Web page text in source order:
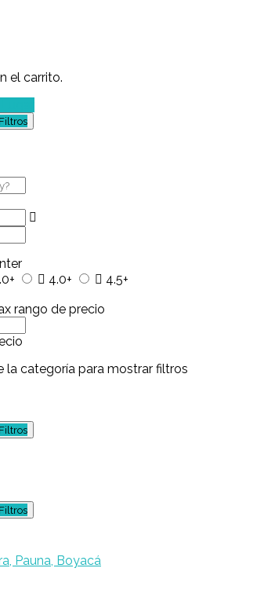
el carrito.
4.0+
4.5+
rango de precio
la categoría para mostrar filtros